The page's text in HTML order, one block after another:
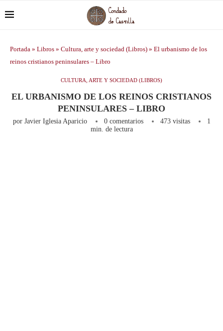
Portada » Libros » Cultura, arte y sociedad (Libros) » El urbanismo de los
reinos cristianos peninsulares – Libro
CULTURA, ARTE Y SOCIEDAD (LIBROS)
EL URBANISMO DE LOS REINOS CRISTIANOS
PENINSULARES – LIBRO
por Javier Iglesia Aparicio 0 comentarios 473visitas
1
min. de lectura